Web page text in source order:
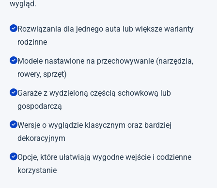
wygląd.
Rozwiązania dla jednego auta lub większe warianty
rodzinne
Modele nastawione na przechowywanie (narzędzia,
rowery, sprzęt)
Garaże z wydzieloną częścią schowkową lub
gospodarczą
Wersje o wyglądzie klasycznym oraz bardziej
dekoracyjnym
Opcje, które ułatwiają wygodne wejście i codzienne
korzystanie